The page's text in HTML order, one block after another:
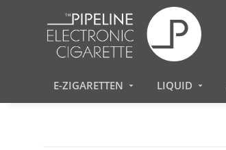
E-ZIGARETTEN LIQUID